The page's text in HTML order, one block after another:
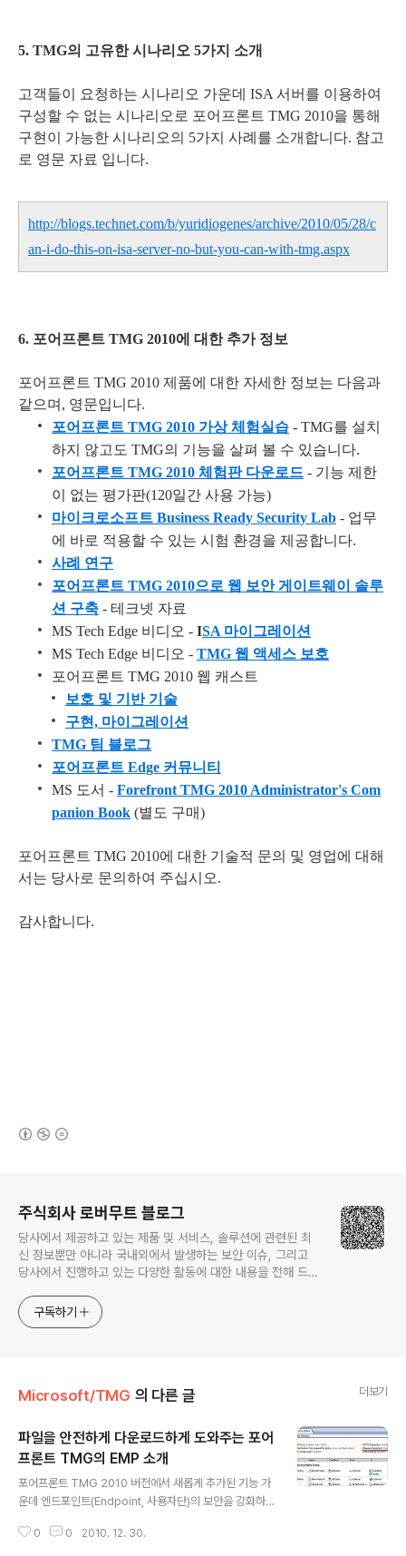
5. TMG의 고유한 시나리오 5가지 소개
고객들이 요청하는 시나리오 가운데 ISA 서버를 이용하여
구성할 수 없는 시나리오로 포어프론트 TMG 2010을 통해
구현이 가능한 시나리오의 5가지 사례를 소개합니다. 참고
로 영문 자료 입니다.
http://blogs.technet.com/b/yuridiogenes/archive/2010/05/28/c
an-i-do-this-on-isa-server-no-but-you-can-with-tmg.aspx
6. 포어프론트 TMG 2010에 대한 추가 정보
포어프론트 TMG 2010 제품에 대한 자세한 정보는 다음과
같으며, 영문입니다.
포어프론트 TMG 2010 가상 체험실습 - TMG를 설치
하지 않고도 TMG의 기능을 살펴 볼 수 있습니다.
포어프론트 TMG 2010 체험판 다운로드 - 기능 제한
이 없는 평가판(120일간 사용 가능)
마이크로소프트 Business Ready Security Lab - 업무
에 바로 적용할 수 있는 시험 환경을 제공합니다.
사례 연구
포어프론트 TMG 2010으로 웹 보안 게이트웨이 솔루
션 구축 - 테크넷 자료
MS Tech Edge 비디오 - ISA 마이그레이션
MS Tech Edge 비디오 - TMG 웹 액세스 보호
포어프론트 TMG 2010 웹 캐스트
보호 및 기반 기술
구현, 마이그레이션
TMG 팀 블로그
포어프론트 Edge 커뮤니티
MS 도서 - Forefront TMG 2010 Administrator's Com
panion Book (별도 구매)
포어프론트 TMG 2010에 대한 기술적 문의 및 영업에 대해
서는 당사로 문의하여 주십시오.
감사합니다.
주식회사 로버무트 블로그
당사에서 제공하고 있는 제품 및 서비스, 솔루션에 관련된 최
신 정보뿐만 아니라 국내외에서 발생하는 보안 이슈, 그리고
당사에서 진행하고 있는 다양한 활동에 대한 내용을 전해 드립
구독하기
Microsoft/TMG 의 다른 글 더보기
파일을 안전하게 다운로드하게 도와주는 포어
프론트 TMG의 EMP 소개
포어프론트 TMG 2010 버전에서 새롭게 추가된 기능 가
운데 엔드포인트(Endpoint, 사용자단)의 보안을 강화하는
중에서 악성코드를 차단해 주는 EMP(Enhanced Malwa
0 0 2010. 12. 30.